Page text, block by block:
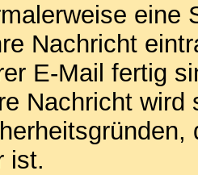
eine
Nachricht
E-Mail fertig
Nachricht
ist.